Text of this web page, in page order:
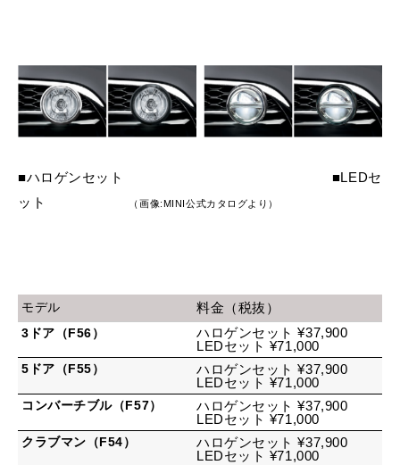
■ハロゲンセット ■LEDセ
ット
（画像:MINI公式カタログより）
モデル 料金（税抜）
3ドア（F56）
ハロゲンセット ¥37,900
LEDセット ¥71,000
5ドア（F55）
ハロゲンセット ¥37,900
LEDセット ¥71,000
コンバーチブル（F57）
ハロゲンセット ¥37,900
LEDセット ¥71,000
クラブマン（F54）
ハロゲンセット ¥37,900
LEDセット ¥71,000